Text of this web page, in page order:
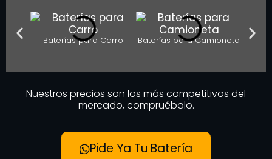
Baterías para Carro Baterías para Camioneta
Nuestros precios son los más competitivos del
mercado, compruébalo.
Pide Ya Tu Batería